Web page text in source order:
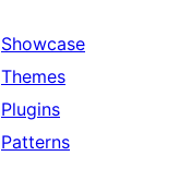
Showcase
Themes
Plugins
Patterns